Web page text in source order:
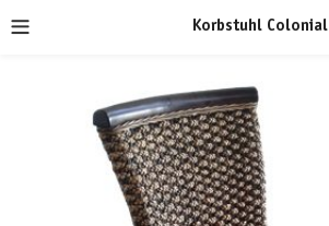
Korbstuhl Colonial